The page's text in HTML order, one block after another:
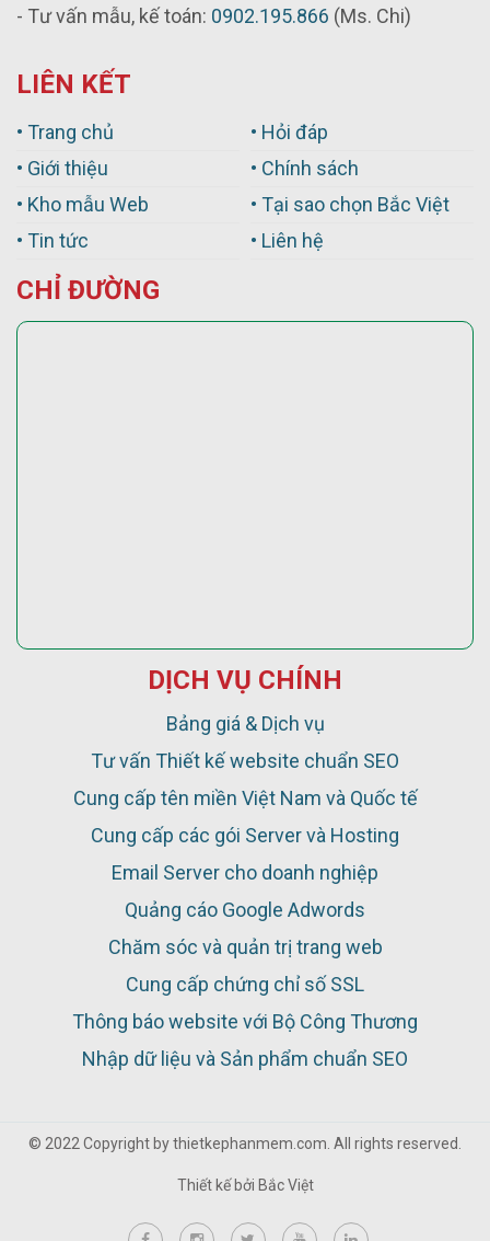
- Tư vấn mẫu, kế toán: 0902.195.866 (Ms. Chi)
LIÊN KẾT
• Trang chủ
• Giới thiệu
• Kho mẫu Web
• Tin tức
• Hỏi đáp
• Chính sách
• Tại sao chọn Bắc Việt
• Liên hệ
CHỈ ĐƯỜNG
DỊCH VỤ CHÍNH
Bảng giá & Dịch vụ
Tư vấn Thiết kế website chuẩn SEO
Cung cấp tên miền Việt Nam và Quốc tế
Cung cấp các gói Server và Hosting
Email Server cho doanh nghiệp
Quảng cáo Google Adwords
Chăm sóc và quản trị trang web
Cung cấp chứng chỉ số SSL
Thông báo website với Bộ Công Thương
Nhập dữ liệu và Sản phẩm chuẩn SEO
© 2022 Copyright by thietkephanmem.com. All rights reserved.
Thiết kế bởi Bắc Việt